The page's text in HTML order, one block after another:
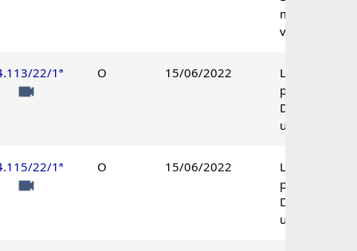
maioria de
votos.
22/1ª O 15/06/2022
Lançamento
procedente.
Decisão
unânime.
22/1ª O 15/06/2022
Lançamento
procedente.
Decisão
unânime.